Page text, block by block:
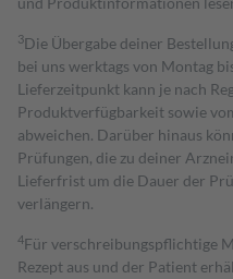
3Die Übergabe deiner
bei uns werktags von Montag
Lieferzeitpunkt kann je nach
Produktverfügbarkeit sowie
abweichen. Darüber hinaus
Prüfungen, die zu deiner
Lieferfrist um die Dauer der
verlängern.
4Für verschreibungspflichtige
Rezept aus und der Patient